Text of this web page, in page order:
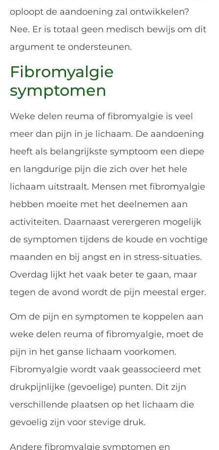
oploopt de aandoening zal ontwikkelen?
Nee. Er is totaal geen medisch bewijs om dit
argument te ondersteunen.
Fibromyalgie
symptomen
Weke delen reuma of fibromyalgie is veel
meer dan pijn in je lichaam. De aandoening
heeft als belangrijkste symptoom een diepe
en langdurige pijn die zich over het hele
lichaam uitstraalt. Mensen met fibromyalgie
hebben moeite met het deelnemen aan
activiteiten. Daarnaast verergeren mogelijk
de symptomen tijdens de koude en vochtige
maanden en bij angst en in stress-situaties.
Overdag lijkt het vaak beter te gaan, maar
tegen de avond wordt de pijn meestal erger.
Om de pijn en symptomen te koppelen aan
weke delen reuma of fibromyalgie, moet de
pijn in het ganse lichaam voorkomen.
Fibromyalgie wordt vaak geassocieerd met
drukpijnlijke (gevoelige) punten. Dit zijn
verschillende plaatsen op het lichaam die
gevoelig zijn voor stevige druk.
Andere fibromyalgie symptomen en